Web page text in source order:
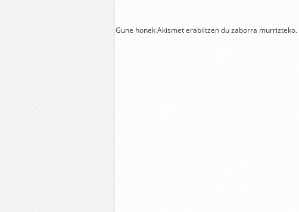
Gune honek Akismet erabiltzen du zaborra murrizteko.